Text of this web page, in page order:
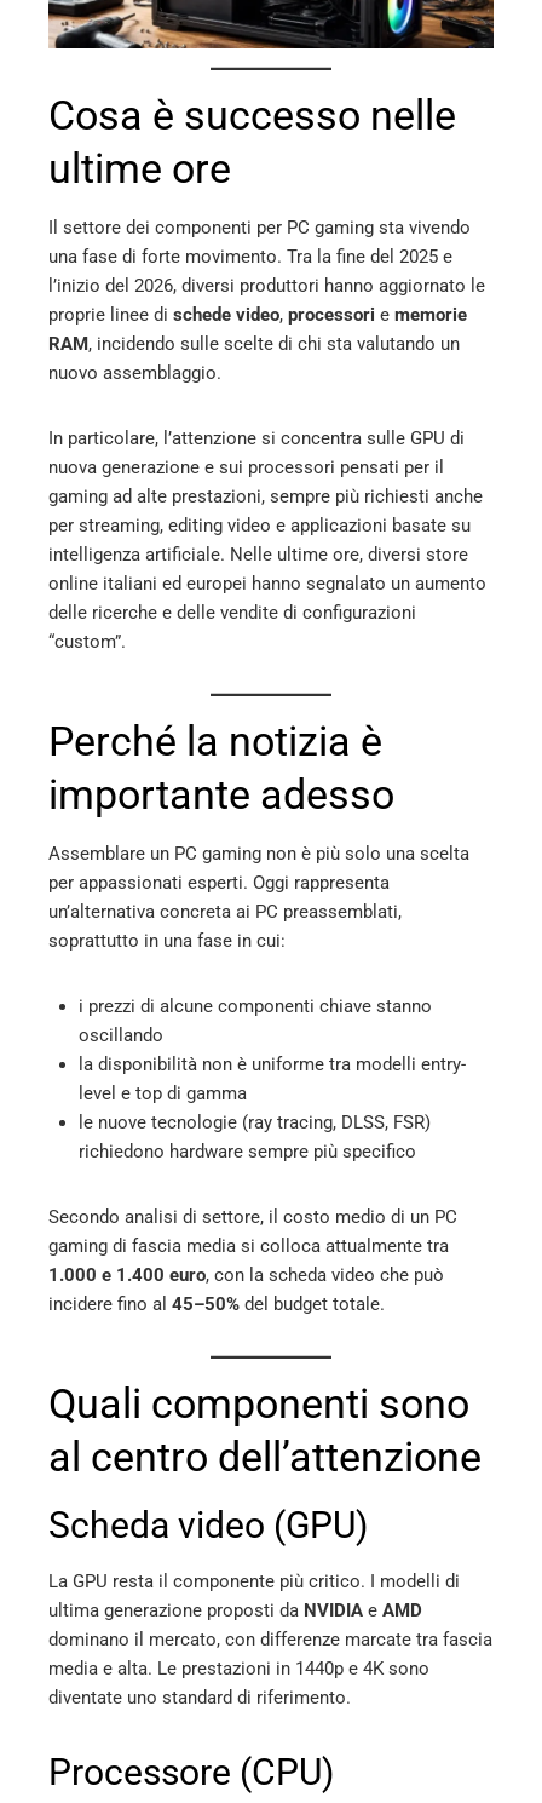
Cosa è successo nelle
ultime ore
Il settore dei componenti per PC gaming sta vivendo
una fase di forte movimento. Tra la fine del 2025 e
l’inizio del 2026, diversi produttori hanno aggiornato le
proprie linee di schede video, processori e memorie
RAM, incidendo sulle scelte di chi sta valutando un
nuovo assemblaggio.
In particolare, l’attenzione si concentra sulle GPU di
nuova generazione e sui processori pensati per il
gaming ad alte prestazioni, sempre più richiesti anche
per streaming, editing video e applicazioni basate su
intelligenza artificiale. Nelle ultime ore, diversi store
online italiani ed europei hanno segnalato un aumento
delle ricerche e delle vendite di configurazioni
“custom”.
Perché la notizia è
importante adesso
Assemblare un PC gaming non è più solo una scelta
per appassionati esperti. Oggi rappresenta
un’alternativa concreta ai PC preassemblati,
soprattutto in una fase in cui:
i prezzi di alcune componenti chiave stanno
oscillando
la disponibilità non è uniforme tra modelli entry-
level e top di gamma
le nuove tecnologie (ray tracing, DLSS, FSR)
richiedono hardware sempre più specifico
Secondo analisi di settore, il costo medio di un PC
gaming di fascia media si colloca attualmente tra
1.000 e 1.400 euro, con la scheda video che può
incidere fino al 45–50% del budget totale.
Quali componenti sono
al centro dell’attenzione
Scheda video (GPU)
La GPU resta il componente più critico. I modelli di
ultima generazione proposti da NVIDIA e AMD
dominano il mercato, con differenze marcate tra fascia
media e alta. Le prestazioni in 1440p e 4K sono
diventate uno standard di riferimento.
Processore (CPU)